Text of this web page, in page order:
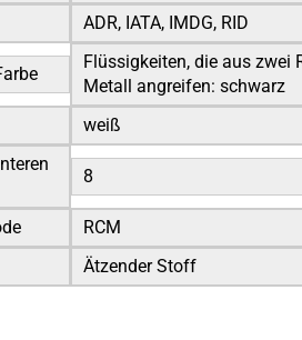
ADR, IATA, IMDG, RID
Flüssigkeiten, die aus zwei
Metall angreifen: schwarz
weiß
8
RCM
Ätzender Stoff